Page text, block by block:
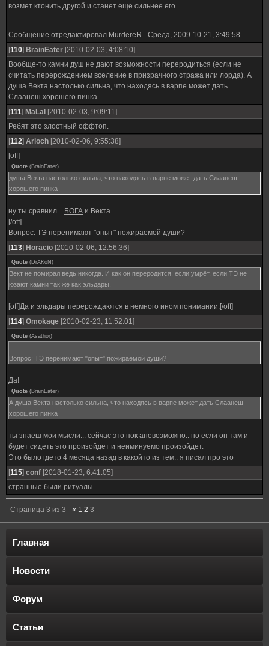
возмет ктонить другой и станет еще сильнее его
Сообщение отредактировал MurdereR - Среда, 2009-10-21, 3:49:58
[110] BrainEater [2010-02-03, 4:08:10]
Вообще-то камни душ не дают возможности переродиться (если не
считать перерождением вселение в призрачного стража или лорда). А
душа Векта настолько сильна, что находясь в варпе может дать
Слаанеш хорошего пинка
[111] MaLal [2010-02-03, 9:09:11]
Ребят это злостный оффтоп.
[112] Ariоch [2010-02-06, 9:55:38]
[off]
Quote (BrainEater)
душа Векта настолько сильна, что находясь в варпе может дать Слаанеш
хорошего пинка
ну ты сравнил... БОГА и Векта.
[/off]
Вопрос: ТЭ перенимают "опыт" пожираемой души?
[113] Horacio [2010-02-06, 12:56:36]
Quote (DrAKoN )
Вект не помирал ведь никогда. И как он переродится, если умрёт, если ТЭ не
юзают камни так же как эльдары.
[off]Да и эльдары перерождаются в немного ином понимании.[/off]
[114] Omokage [2010-02-23, 11:52:01]
Quote (Asathor)
Вопрос: ТЭ перенимают "опыт" пожираемой души?
Да!
Quote (BrainEater)
А душа Векта настолько сильна, что находясь в варпе может дать Слаанеш
хорошего пинка
ты знаеш мои мысли... сейчас это пок аневозможно.. но если он там и
будет сидеть это произойдет и неиминуемо произойдет.
Это было гдето 4 месяца назад в какойто из тем.. я писал про это
[115] conf [2018-01-23, 6:41:05]
странные были ритуалы
Страница 3 из 3 « 1 2 3
Главная
Новости
Форум
Статьи